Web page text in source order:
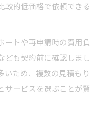
較的低価格で依頼できる
ートや再申請時の費用負
ども契約前に確認しまし
いため、複数の見積もり
サービスを選ぶことが賢